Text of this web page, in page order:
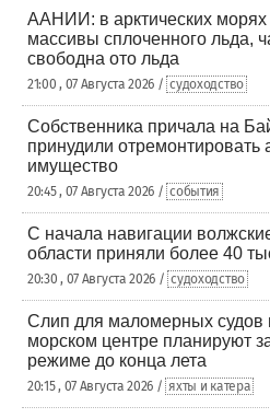
ААНИИ: в арктических морях
массивы сплоченного льда,
свободна ото льда
21:00 , 07 Августа 2026 / судоходство
Собственника причала на
принудили отремонтировать
имущество
20:45 , 07 Августа 2026 / события
С начала навигации
области приняли более 40
20:30 , 07 Августа 2026 / судоходство
Слип для маломерных судов
морском центре планируют
режиме до конца лета
20:15 , 07 Августа 2026 / яхты и катера